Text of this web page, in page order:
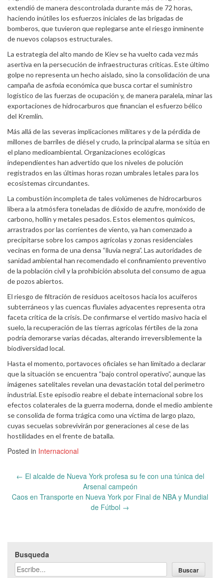
extendió de manera descontrolada durante más de 72 horas,
haciendo inútiles los esfuerzos iniciales de las brigadas de
bomberos, que tuvieron que replegarse ante el riesgo inminente
de nuevos colapsos estructurales.
La estrategia del alto mando de Kiev se ha vuelto cada vez más
asertiva en la persecución de infraestructuras críticas. Este último
golpe no representa un hecho aislado, sino la consolidación de una
campaña de asfixia económica que busca cortar el suministro
logístico de las fuerzas de ocupación y, de manera paralela, minar las
exportaciones de hidrocarburos que financian el esfuerzo bélico
del Kremlin.
Más allá de las severas implicaciones militares y de la pérdida de
millones de barriles de diésel y crudo, la principal alarma se sitúa en
el plano medioambiental. Organizaciones ecológicas
independientes han advertido que los niveles de polución
registrados en las últimas horas rozan umbrales letales para los
ecosistemas circundantes.
La combustión incompleta de tales volúmenes de hidrocarburos
libera a la atmósfera toneladas de dióxido de azufre, monóxido de
carbono, hollín y metales pesados. Estos elementos químicos,
arrastrados por las corrientes de viento, ya han comenzado a
precipitarse sobre los campos agrícolas y zonas residenciales
vecinas en forma de una densa “lluvia negra”. Las autoridades de
sanidad ambiental han recomendado el confinamiento preventivo
de la población civil y la prohibición absoluta del consumo de agua
de pozos abiertos.
El riesgo de filtración de residuos aceitosos hacia los acuíferos
subterráneos y las cuencas fluviales adyacentes representa otra
faceta crítica de la crisis. De confirmarse el vertido masivo hacia el
suelo, la recuperación de las tierras agrícolas fértiles de la zona
podría demorarse varias décadas, alterando irreversiblemente la
biodiversidad local.
Hasta el momento, portavoces oficiales se han limitado a declarar
que la situación se encuentra “bajo control operativo”, aunque las
imágenes satelitales revelan una devastación total del perímetro
industrial. Este episodio reabre el debate internacional sobre los
efectos colaterales de la guerra moderna, donde el medio ambiente
se consolida de forma trágica como una víctima de largo plazo,
cuyas secuelas sobrevivirán por generaciones al cese de las
hostilidades en el frente de batalla.
Posted in Internacional
Post
← El alcalde de Nueva York profesa su fe con una túnica del
Arsenal campeón
Caos en Transporte en Nueva York por Final de NBA y Mundial
de Fútbol →
Busqueda
Buscar